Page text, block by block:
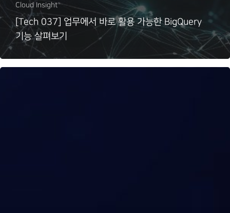
Cloud Insight
[Tech 037] 업무에서 바로 활용 가능한 BigQuery
기능 살펴보기